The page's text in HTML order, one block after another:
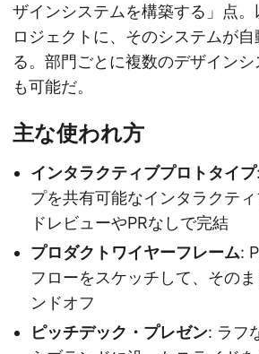
ザインシステムを構築する」点
ロジェクトに、そのシステムが
る。部門ごとに複数のデザインシ
も可能だ。
主な使われ方
インタラクティブプロトタイプ
プを共有可能なインタラクテ
ドレビューやPRなしで完結
プロダクトワイヤーフレーム:
フローをスケッチして、その
ンドオフ
ピッチデック・プレゼン: ラフ